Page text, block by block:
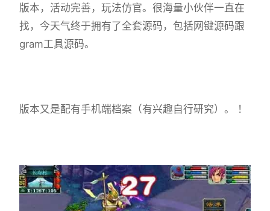
版本，活动完善，玩法仿官。很海量小伙伴一直在
找，今天气终于拥有了全套源码，包括网键源码跟
gram工具源码。
版本又是配有手机端档案（有兴趣自行研究）。 ！